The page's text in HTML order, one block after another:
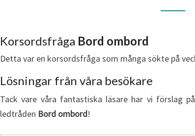
Korsordsfråga Bord ombord
Detta var en korsordsfråga som många sökte på
Lösningar från våra besökare
Tack vare våra fantastiska läsare har vi förslag
ledtråden Bord ombord!